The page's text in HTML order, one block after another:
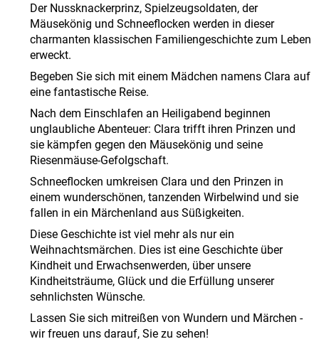
Der Nussknackerprinz, Spielzeugsoldaten, der
Mäusekönig und Schneeflocken werden in dieser
charmanten klassischen Familiengeschichte zum Leben
erweckt.
Begeben Sie sich mit einem Mädchen namens Clara auf
eine fantastische Reise.
Nach dem Einschlafen an Heiligabend beginnen
unglaubliche Abenteuer: Clara trifft ihren Prinzen und
sie kämpfen gegen den Mäusekönig und seine
Riesenmäuse-Gefolgschaft.
Schneeflocken umkreisen Clara und den Prinzen in
einem wunderschönen, tanzenden Wirbelwind und sie
fallen in ein Märchenland aus Süßigkeiten.
Diese Geschichte ist viel mehr als nur ein
Weihnachtsmärchen. Dies ist eine Geschichte über
Kindheit und Erwachsenwerden, über unsere
Kindheitsträume, Glück und die Erfüllung unserer
sehnlichsten Wünsche.
Lassen Sie sich mitreißen von Wundern und Märchen -
wir freuen uns darauf, Sie zu sehen!